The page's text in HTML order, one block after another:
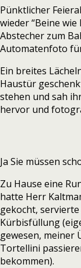
Pünktlicher
wieder “Beine
Abstecher zum
Automatenfoto
Ein breites
Haustür
stehen und sah
hervor und
Ja Sie müssen
Zu Hause eine
hatte Herr
gekocht,
Kürbisfüllung
gewesen, meiner
Tortellini
bekommen).